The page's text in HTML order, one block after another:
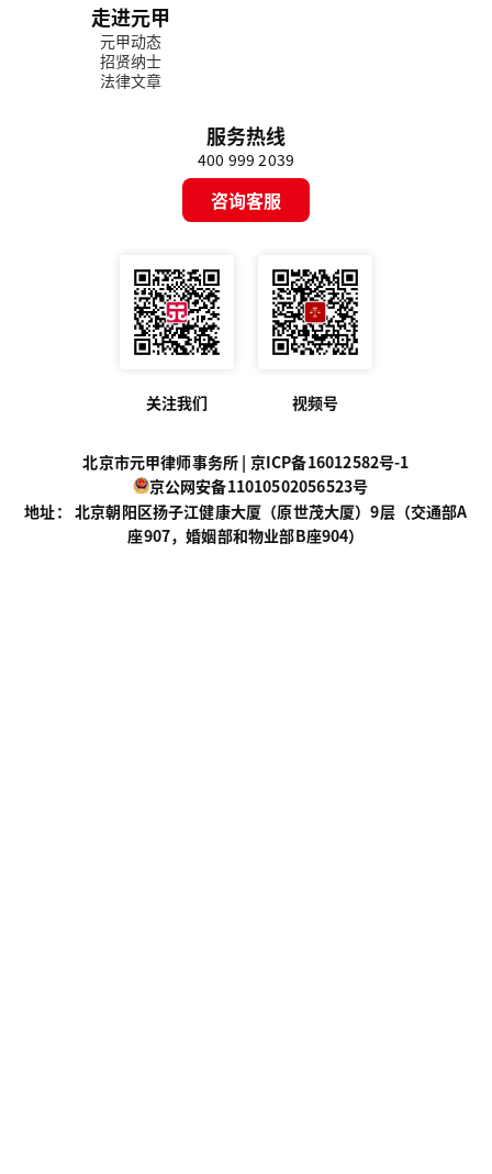
走进元甲
元甲动态
招贤纳士
法律文章
服务热线
400 999 2039
咨询客服
关注我们 视频号
北京市元甲律师事务所 | 京ICP备16012582号-1
京公网安备11010502056523号
地址： 北京朝阳区扬子江健康大厦（原世茂大厦）9层（交通部A
座907，婚姻部和物业部B座904）